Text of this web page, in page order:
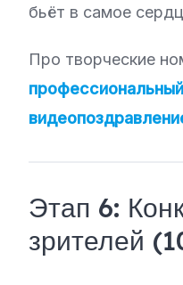
бьёт в самое
Про творческие
Этап 6:
зрителей